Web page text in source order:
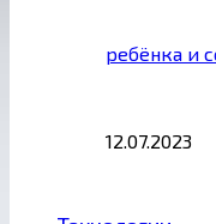
ребёнка и
12.07.2023